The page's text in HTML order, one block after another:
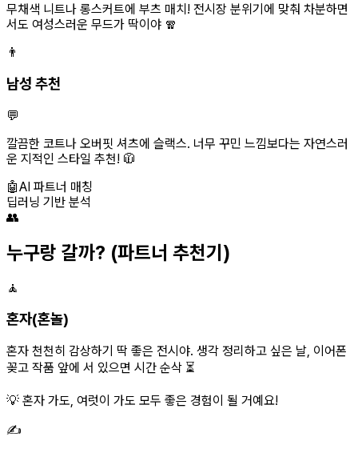
무채색 니트나 롱스커트에 부츠 매치! 전시장 분위기에 맞춰 차분하면
서도 여성스러운 무드가 딱이야 🧣
👨
남성 추천
💬
깔끔한 코트나 오버핏 셔츠에 슬랙스. 너무 꾸민 느낌보다는 자연스러
운 지적인 스타일 추천! 🧥
🤖AI 파트너 매칭
딥러닝 기반 분석
👥
누구랑 갈까? (파트너 추천기)
🧘
혼자(혼놀)
혼자 천천히 감상하기 딱 좋은 전시야. 생각 정리하고 싶은 날, 이어폰
꽂고 작품 앞에 서 있으면 시간 순삭 ⏳
💡 혼자 가도, 여럿이 가도 모두 좋은 경험이 될 거예요!
✍️